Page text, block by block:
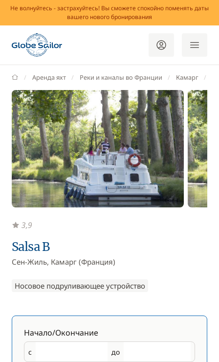
Не волнуйтесь - застрахуйтесь! Вы сможете спокойно поменять даты
вашего нового бронирования
GlobeSailor
Аренда яхт Реки и каналы во Франции Камарг
Salsa B
Сен-Жиль, Камарг (Франция)
Носовое подруливающее устройство
3,9
Начало/Окончание
с
Начало до
Окончание